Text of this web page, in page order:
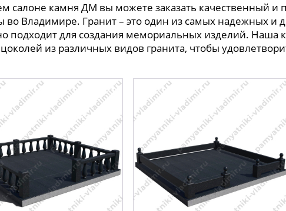
салоне камня ДМ вы можете заказать качественный и
во Владимире. Гранит – это один из самых надежных и
подходит для создания мемориальных изделий. Наша
из различных видов гранита, чтобы